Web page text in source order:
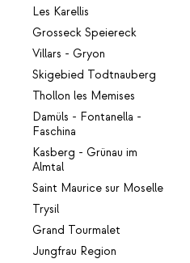
Les Karellis
Grosseck Speiereck
Villars - Gryon
Skigebied Todtnauberg
Thollon les Memises
Damüls - Fontanella -
Faschina
Kasberg - Grünau im
Almtal
Saint Maurice sur Moselle
Trysil
Grand Tourmalet
Jungfrau Region